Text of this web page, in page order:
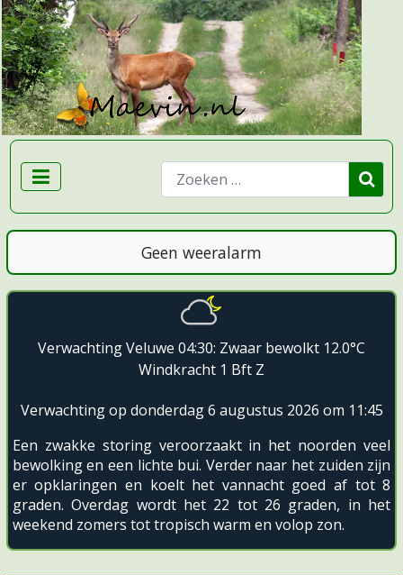
Zoeken
Geen weeralarm
Verwachting Veluwe 04:30: Zwaar bewolkt 12.0°C
Windkracht 1 Bft Z
Verwachting op donderdag 6 augustus 2026 om 11:45
Een zwakke storing veroorzaakt in het noorden veel
bewolking en een lichte bui. Verder naar het zuiden zijn
er opklaringen en koelt het vannacht goed af tot 8
graden. Overdag wordt het 22 tot 26 graden, in het
weekend zomers tot tropisch warm en volop zon.